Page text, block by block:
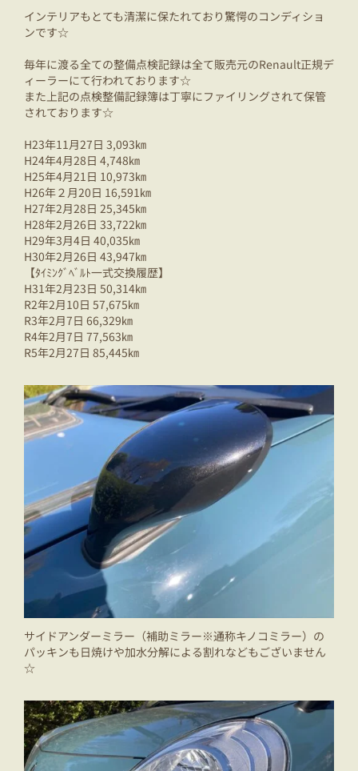
インテリアもとても清潔に保たれており驚愕のコンディショ
ンです☆
毎年に渡る全ての整備点検記録は全て販売元のRenault正規デ
ィーラーにて行われております☆
また上記の点検整備記録簿は丁寧にファイリングされて保管
されております☆
H23年11月27日 3,093㎞
H24年4月28日 4,748㎞
H25年4月21日 10,973㎞
H26年２月20日 16,591㎞
H27年2月28日 25,345㎞
H28年2月26日 33,722㎞
H29年3月4日 40,035㎞
H30年2月26日 43,947㎞
【ﾀｲﾐﾝｸﾞﾍﾞﾙﾄ一式交換履歴】
H31年2月23日 50,314㎞
R2年2月10日 57,675㎞
R3年2月7日 66,329㎞
R4年2月7日 77,563㎞
R5年2月27日 85,445㎞
サイドアンダーミラー（補助ミラー※通称キノコミラー）の
パッキンも日焼けや加水分解による割れなどもございません
☆